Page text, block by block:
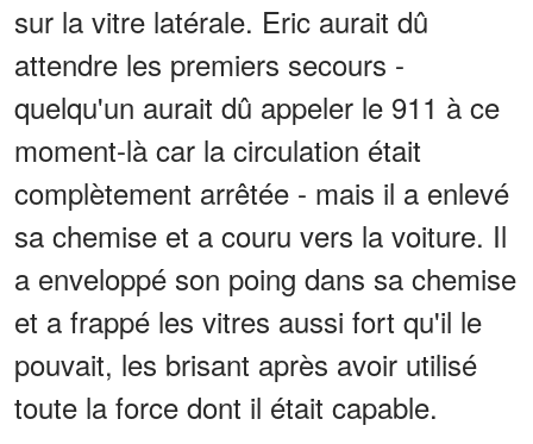
sur la vitre latérale. Eric aurait dû
attendre les premiers secours -
quelqu'un aurait dû appeler le 911 à ce
moment-là car la circulation était
complètement arrêtée - mais il a enlevé
sa chemise et a couru vers la voiture. Il
a enveloppé son poing dans sa chemise
et a frappé les vitres aussi fort qu'il le
pouvait, les brisant après avoir utilisé
toute la force dont il était capable.